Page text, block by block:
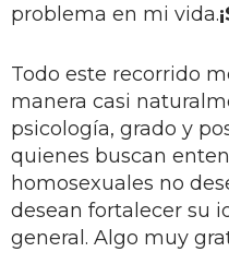
problema en mi vida.
Todo este recorrido
manera casi
psicología, grado y
quienes buscan
homosexuales no
desean fortalecer su
general. Algo muy